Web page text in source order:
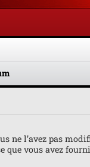
ne l’avez pas
que vous avez